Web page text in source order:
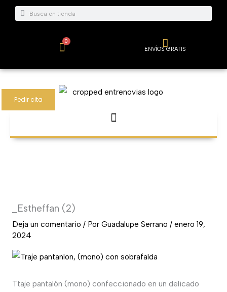
Buscar
Buscar
0
Carrito ENVÍOS GRATIS
Pedir cita
_Estheffan (2)
Deja un comentario / Por Guadalupe Serrano / enero 19,
2024
Ttaje pantalón (mono) confeccionado en un delicado